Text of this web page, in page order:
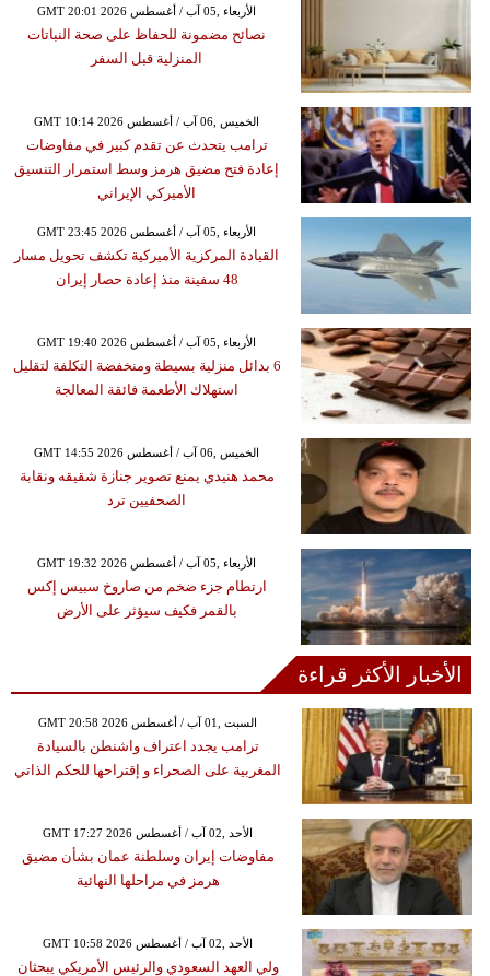
GMT 20:01 2026 الأربعاء ,05 آب / أغسطس
نصائح مضمونة للحفاظ على صحة النباتات
المنزلية قبل السفر
GMT 10:14 2026 الخميس ,06 آب / أغسطس
ترامب يتحدث عن تقدم كبير في مفاوضات
إعادة فتح مضيق هرمز وسط استمرار التنسيق
الأميركي الإيراني
GMT 23:45 2026 الأربعاء ,05 آب / أغسطس
القيادة المركزية الأميركية تكشف تحويل مسار
48 سفينة منذ إعادة حصار إيران
GMT 19:40 2026 الأربعاء ,05 آب / أغسطس
6 بدائل منزلية بسيطة ومنخفضة التكلفة لتقليل
استهلاك الأطعمة فائقة المعالجة
GMT 14:55 2026 الخميس ,06 آب / أغسطس
محمد هنيدي يمنع تصوير جنازة شقيقه ونقابة
الصحفيين ترد
GMT 19:32 2026 الأربعاء ,05 آب / أغسطس
ارتطام جزء ضخم من صاروخ سبيس إكس
بالقمر فكيف سيؤثر على الأرض
الأخبار الأكثر قراءة
GMT 20:58 2026 السبت ,01 آب / أغسطس
ترامب يجدد اعتراف واشنطن بالسيادة
المغربية على الصحراء و إقتراحها للحكم الذاتي
GMT 17:27 2026 الأحد ,02 آب / أغسطس
مفاوضات إيران وسلطنة عمان بشأن مضيق
هرمز في مراحلها النهائية
GMT 10:58 2026 الأحد ,02 آب / أغسطس
ولي العهد السعودي والرئيس الأمريكي يبحثان